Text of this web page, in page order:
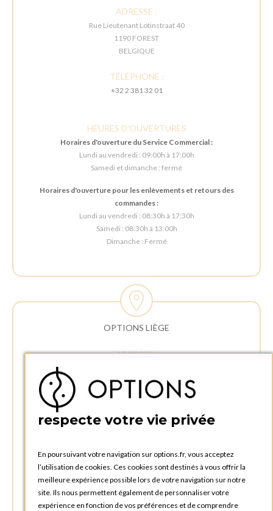
ADRESSE :
Rue Lieutenant Lotinstraat 40
1190 FOREST
BELGIQUE
TÉLÉPHONE :
+32 2 381 32 01
HEURES D'OUVERTURES
Horaires d'ouverture du Service Commercial :
Lundi au vendredi : 09:00h à 17:00h
Samedi et dimanche : fermé
Horaires d'ouverture pour les enlèvements et retours des
commandes :
Lundi au vendredi : 08:30h à 17:30h
Samedi : 08:30h à 13:00h
Dimanche : Fermé
OPTIONS LIÈGE
ADRESSE :
4340 AWANS (Othée)
BELGIQUE
TÉLÉPHONE :
HEURES D'OUVERTURES
Horaires d'ouverture du Service Commercial :
Lundi au vendredi : 09:00h à 17:00h
respecte votre vie privée
En poursuivant votre navigation sur options.fr, vous acceptez
l’utilisation de cookies. Ces cookies sont destinés à vous offrir la
meilleure expérience possible lors de votre navigation sur notre
site. Ils nous permettent également de personnaliser votre
expérience en fonction de vos préférences et de comprendre